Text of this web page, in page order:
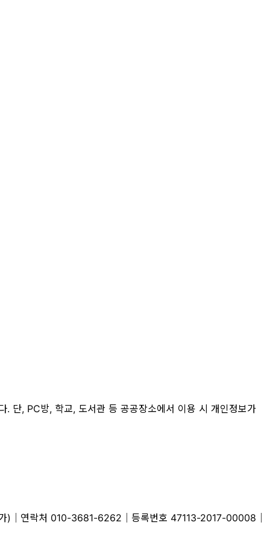
. 단, PC방, 학교, 도서관 등 공공장소에서 이용 시 개인정보가
가)│연락처 010-3681-6262│등록번호 47113-2017-00008│